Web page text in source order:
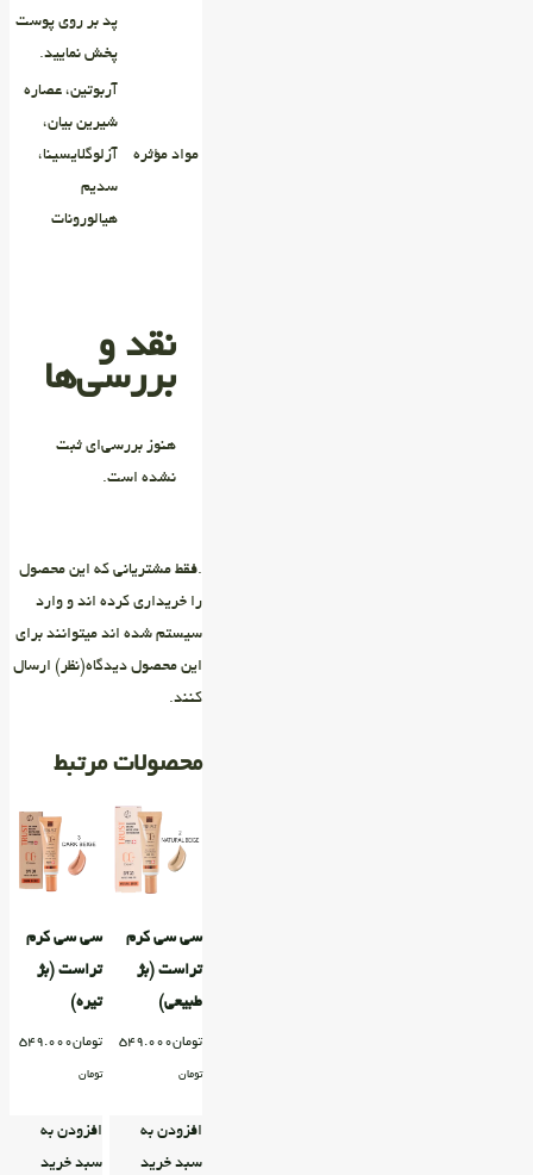
پد بر روی پوست
پخش نمایید.
مواد مؤثره
آربوتین، عصاره
شیرین بیان،
آزلوگلایسینا،
سدیم
هیالورونات
نقد و
بررسی‌ها
هنوز بررسی‌ای ثبت
نشده است.
.فقط مشتریانی که این محصول
را خریداری کرده اند و وارد
سیستم شده اند میتوانند برای
این محصول دیدگاه(نظر) ارسال
کنند.
محصولات مرتبط
سی سی کرم
تراست (بژ
طبیعی)
تومان549.000
تومان
افزودن به
سبد خرید
سی سی کرم
تراست (بژ
تیره)
تومان549.000
تومان
افزودن به
سبد خرید